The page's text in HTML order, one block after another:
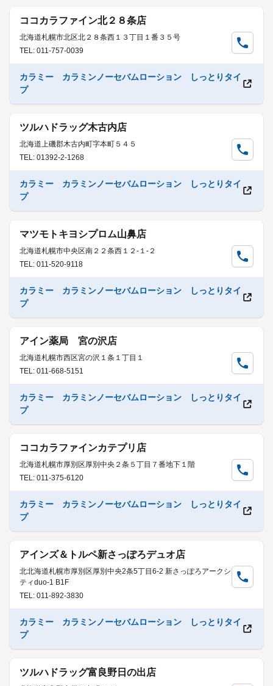
ココカラファイン北２８条店
北海道札幌市北区北２８条西１３丁目１番３５号
TEL: 011-757-0039
カラミー カラミンノーセバムローション しっとりタイ
プ
ツルハドラッグ木古内店
北海道上磯郡木古内町字本町５４５
TEL: 01392-2-1268
カラミー カラミンノーセバムローション しっとりタイ
プ
マツモトキヨシプロム山鼻店
北海道札幌市中央区南２２条西１２-１-２
TEL: 011-520-9118
カラミー カラミンノーセバムローション しっとりタイ
プ
アイン薬局 宮の沢店
北海道札幌市西区宮の沢１条１丁目１
TEL: 011-668-5151
カラミー カラミンノーセバムローション しっとりタイ
プ
ココカラファインカテプリ店
北海道札幌市厚別区厚別中央２条５丁目７番地下１階
TEL: 011-375-6120
カラミー カラミンノーセバムローション しっとりタイ
プ
アインズ＆トルペ新さっぽろデュオ店
北北海道札幌市厚別区厚別中央2条5丁目6-2 新さっぽろアークシ
ティduo‐1 B1F
TEL: 011-892-3830
カラミー カラミンノーセバムローション しっとりタイ
プ
ツルハドラッグ富良野日の出店